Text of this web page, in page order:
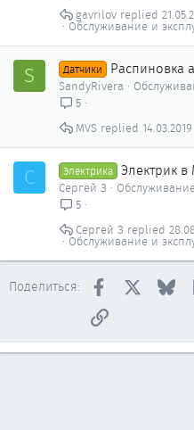
Обслуживание и
gavrilov
S Датчики Распиновка
SandyRivera
5
14.03.2019
MVS
С Электрика Электрик в
Сергей З
5
Обслуживание и
Сергей З
Поделиться: Facebook
Ссылка